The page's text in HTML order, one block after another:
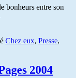
bonheurs entre son
Chez eux, Presse,
2004